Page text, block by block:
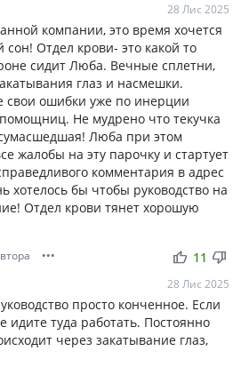
28 Лис 2025
компании, это время хочется
Отдел крови- это какой то
сидит Люба. Вечные сплетни,
глаз и насмешки.
свои ошибки уже по инерции
Не мудрено что текучка
Люба при этом
жалобы на эту парочку и стартует
комментария в адрес
хотелось бы чтобы руководство на
Отдел крови тянет хорошую
••• thumb_up thumb_down
11
28 Лис 2025
просто конченное. Если
идите туда работать. Постоянно
через закатывание глаз,